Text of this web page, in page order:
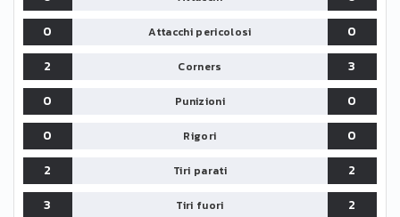
0
Attacchi pericolosi
0
2
Corners
3
0
Punizioni
0
0
Rigori
0
2
Tiri parati
2
3
Tiri fuori
2